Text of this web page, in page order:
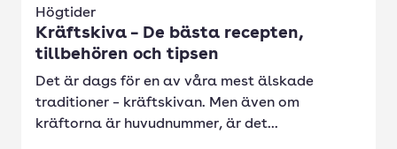
Högtider
Kräftskiva – De bästa recepten,
tillbehören och tipsen
Det är dags för en av våra mest älskade
traditioner – kräftskivan. Men även om
kräftorna är huvudnummer, är det...